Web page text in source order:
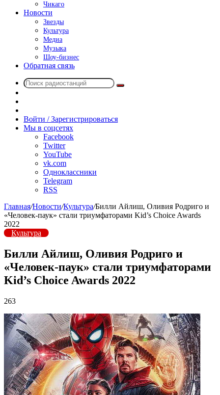
Чикаго
Новости
Звезды
Культура
Медиа
Музыка
Шоу-бизнес
Обратная связь
Поиск
радио
Войти / Зарегистрироваться
Мы в соцсетях
Facebook
Twitter
YouTube
vk.com
Одноклассники
Telegram
RSS
Главная/Новости/Культура/Билли Айлиш, Оливия Родриго и
«Человек-паук» стали триумфаторами Kid’s Choice Awards
2022
Культура
Билли Айлиш, Оливия Родриго и
«Человек-паук» стали триумфаторами
Kid’s Choice Awards 2022
263